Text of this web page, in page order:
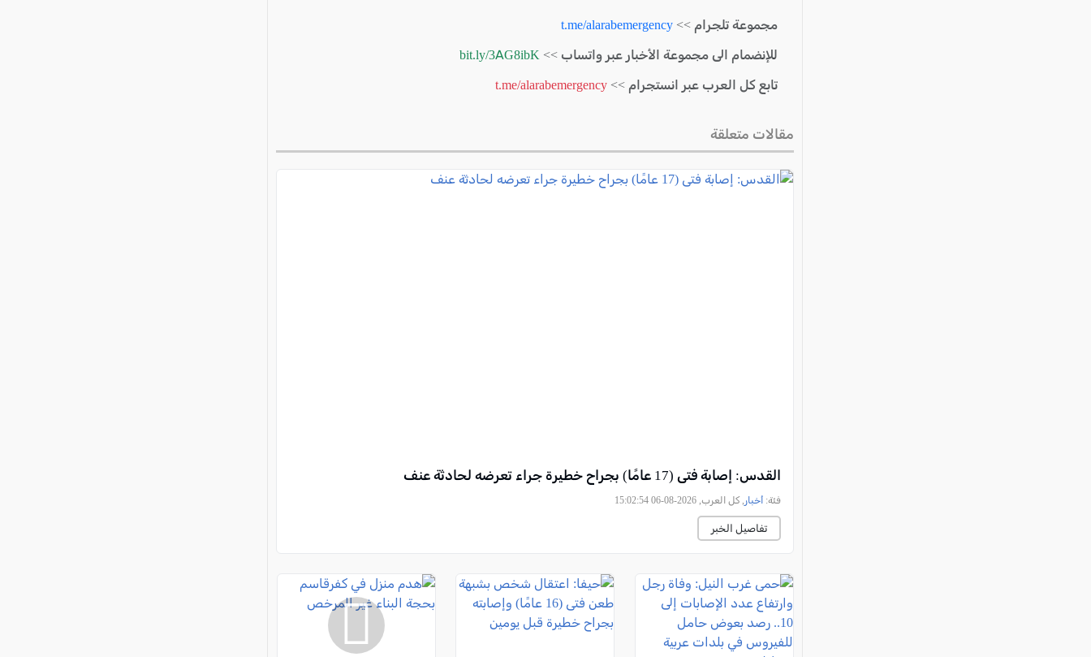
مجموعة تلجرام >> t.me/alarabemergency
للإنضمام الى مجموعة الأخبار عبر واتساب >> bit.ly/3AG8ibK
تابع كل العرب عبر انستجرام >> t.me/alarabemergency
مقالات متعلقة
القدس: إصابة فتى (17 عامًا) بجراح خطيرة جراء تعرضه لحادثة عنف
فئة: أخبار , كل العرب, 2026-08-06 15:02:54
تفاصيل الخبر